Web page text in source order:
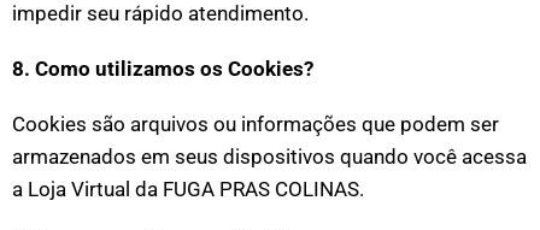
impedir seu rápido atendimento.
8. Como utilizamos os Cookies?
Cookies são arquivos ou informações que podem ser
armazenados em seus dispositivos quando você acessa
a Loja Virtual da FUGA PRAS COLINAS.